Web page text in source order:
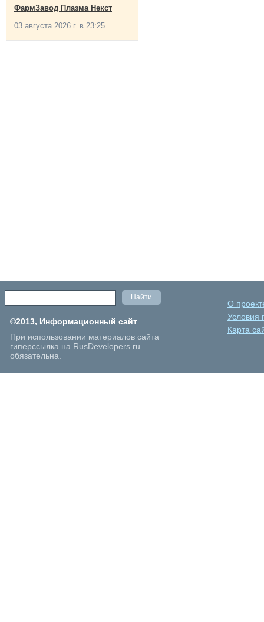
ФармЗавод Плазма Некст
03 августа 2026 г. в 23:25
©2013, Информационный сайт
При использовании материалов сайта
гиперссылка на RusDevelopers.ru
обязательна.
О
Условия
Карта